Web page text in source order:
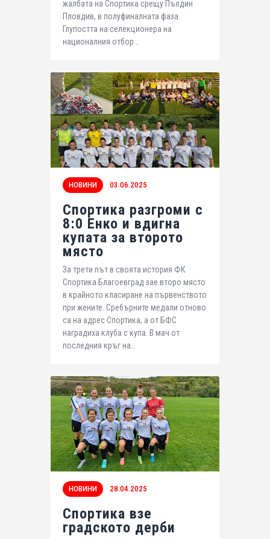
жалбата на Спортика срещу Пълдин
Пловдив, в полуфиналната фаза.
Глупостта на селекционера на
националния отбор…
НОВИНИ 03.06.2025
Спортика разгроми с
8:0 Енко и вдигна
купата за второто
място
За трети път в своята история ФК
Спортика Благоевград зае второ място
в крайното класиране на първенството
при жените. Сребърните медали отново
са на адрес Спортика, а от БФС
наградиха клуба с купа. В мач от
последния кръг на…
НОВИНИ 28.04.2025
Спортика взе
градското дерби